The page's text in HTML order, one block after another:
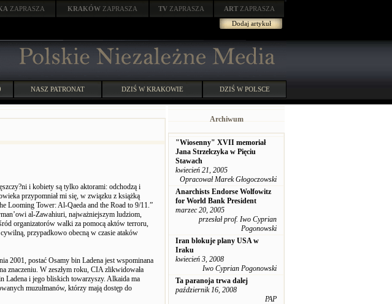
ZAPRASZA KRAKÓW ZAPRASZA TV ZAPRASZA ART ZAPRASZA
Dodaj artykuł
NASZ PATRONAT DZIŚ W KRAKOWIE DZIŚ W POLSCE
i kobiety są tylko aktorami: odchodzą i
przypomniał mi się, w związku z książką
Looming Tower: Al-Qaeda and the Road to 9/11.”
al-Zawahiuri, najważniejszym ludziom,
organizatorów walki za pomocą aktów terroru,
przypadkowo obecną w czasie ataków
2001, postać Osamy bin Ladena jest wspominana
znaczeniu. W zeszłym roku, CIA zlikwidowała
Ladena i jego bliskich towarzyszy. Alkaida ma
muzułmanów, którzy mają dostęp do
Archiwum
"Wiosenny" XVII memoriał
Jana Strzelczyka w Pięciu
Stawach
kwiecień 21, 2005
Opracował Marek Głogoczowski
Anarchists Endorse Wolfowitz
for World Bank President
marzec 20, 2005
przesłał prof. Iwo Cyprian
Pogonowski
Iran blokuje plany USA w
Iraku
kwiecień 3, 2008
Iwo Cyprian Pogonowski
Ta paranoja trwa dalej
październik 16, 2008
PAP